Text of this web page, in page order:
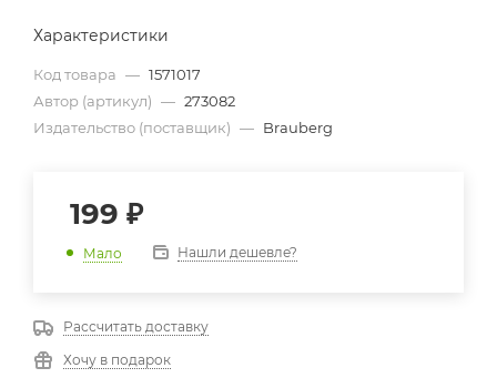
Характеристики
Код товара — 1571017
Автор (артикул) — 273082
Издательство (поставщик) — Brauberg
199 ₽
Мало Нашли дешевле?
Рассчитать доставку
Хочу в подарок